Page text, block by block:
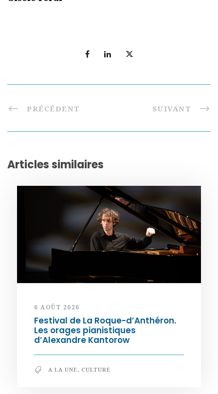
PRÉCÉDENT SUIVANT
Articles similaires
6 AOÛT 2026
Festival de La Roque-d’Anthéron.
Les orages pianistiques
d’Alexandre Kantorow
A LA UNE, CULTURE